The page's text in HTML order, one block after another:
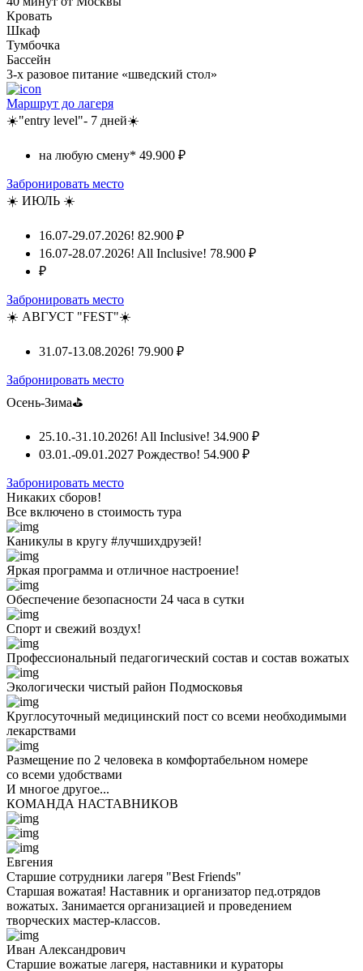
Кровать
Шкаф
Тумбочка
Бассейн
3-х разовое питание «шведский стол»
Маршрут до лагеря
☀️"entry level"- 7 дней☀️
на любую смену* 49.900 ₽
Забронировать место
☀️ ИЮЛЬ ☀️
16.07-29.07.2026! 82.900 ₽
16.07-28.07.2026! All Inclusive! 78.900 ₽
₽
Забронировать место
☀️ АВГУСТ "FEST"☀️
31.07-13.08.2026! 79.900 ₽
Забронировать место
Осень-Зима⛳
25.10.-31.10.2026! All Inclusive! 34.900 ₽
03.01.-09.01.2027 Рождество! 54.900 ₽
Забронировать место
Никаких сборов!
Все включено в стоимость тура
Каникулы в кругу #лучшихдрузей!
Яркая программа и отличное настроение!
Обеспечение безопасности 24 часа в сутки
Спорт и свежий воздух!
Профессиональный педагогический состав и состав вожатых
Экологически чистый район Подмосковья
Круглосуточный медицинский пост со всеми необходимыми
лекарствами
Размещение по 2 человека в комфортабельном номере
со всеми удобствами
И многое другое...
КОМАНДА НАСТАВНИКОВ
Евгения
Старшие сотрудники лагеря "Best Friends"
Старшая вожатая! Наставник и организатор пед.отрядов
вожатых. Занимается организацией и проведением
творческих мастер-классов.
Иван Александрович
Старшие вожатые лагеря, наставники и кураторы